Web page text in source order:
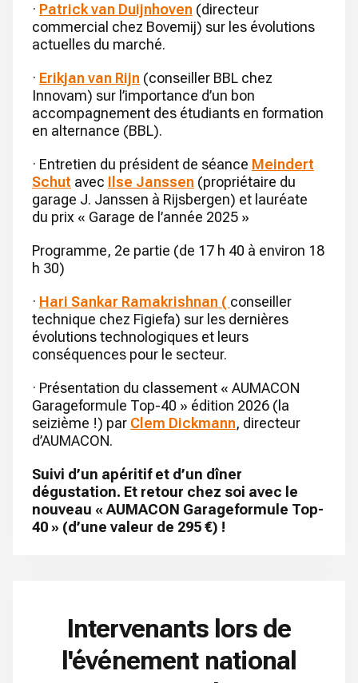
· Patrick van Duijnhoven (directeur
commercial chez Bovemij) sur les évolutions
actuelles du marché.
· Erikjan van Rijn (conseiller BBL chez
Innovam) sur l’importance d’un bon
accompagnement des étudiants en formation
en alternance (BBL).
· Entretien du président de séance Meindert
Schut avec Ilse Janssen (propriétaire du
garage J. Janssen à Rijsbergen) et lauréate
du prix « Garage de l’année 2025 »
Programme, 2e partie (de 17 h 40 à environ 18
h 30)
· Hari Sankar Ramakrishnan ( conseiller
technique chez Figiefa) sur les dernières
évolutions technologiques et leurs
conséquences pour le secteur.
· Présentation du classement « AUMACON
Garageformule Top-40 » édition 2026 (la
seizième !) par Clem Dickmann, directeur
d’AUMACON.
Suivi d’un apéritif et d’un dîner
dégustation. Et retour chez soi avec le
nouveau « AUMACON Garageformule Top-
40 » (d’une valeur de 295 €) !
Intervenants lors de
l'événement national